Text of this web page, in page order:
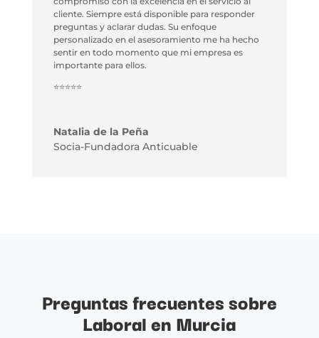
cliente. Siempre está disponible para responder
preguntas y aclarar dudas. Su enfoque
personalizado en el asesoramiento me ha hecho
sentir en todo momento que mi empresa es
importante para ellos.
⭐⭐⭐⭐⭐
Natalia de la Peña
Socia-Fundadora Anticuable
Preguntas frecuentes sobre
Laboral en Murcia